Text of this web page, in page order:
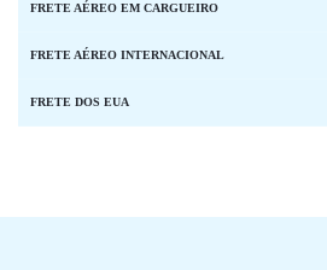
FRETE AÉREO EM CARGUEIRO
FRETE AÉREO INTERNACIONAL
FRETE DOS EUA